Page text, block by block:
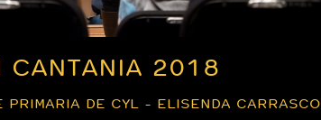
CANTANIA 2018
PRIMARIA DE CYL - ELISENDA CARRASCO